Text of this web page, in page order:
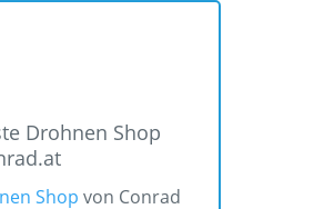
Drohnen Shop
Shop von Conrad